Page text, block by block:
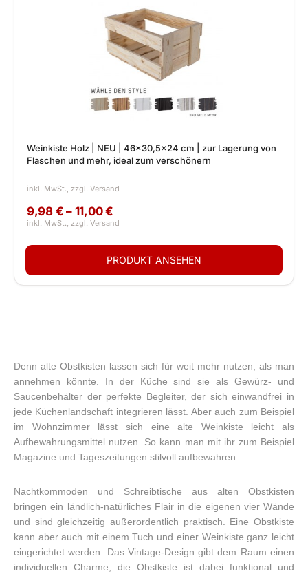
Weinkiste Holz | NEU | 46x30,5x24 cm | zur Lagerung von
Flaschen und mehr, ideal zum verschönern
9,98 € – 11,00 €
Denn alte Obstkisten lassen sich für weit mehr nutzen, als man
annehmen könnte. In der Küche sind sie als Gewürz- und
Saucenbehälter der perfekte Begleiter, der sich einwandfrei in
jede Küchenlandschaft integrieren lässt. Aber auch zum Beispiel
im Wohnzimmer lässt sich eine alte Weinkiste leicht als
Aufbewahrungsmittel nutzen. So kann man mit ihr zum Beispiel
Magazine und Tageszeitungen stilvoll aufbewahren.
Nachtkommoden und Schreibtische aus alten Obstkisten
bringen ein ländlich-natürliches Flair in die eigenen vier Wände
und sind gleichzeitig außerordentlich praktisch. Eine Obstkiste
kann aber auch mit einem Tuch und einer Weinkiste ganz leicht
eingerichtet werden. Das Vintage-Design gibt dem Raum einen
individuellen Charme, die Obstkiste ist dabei funktional und